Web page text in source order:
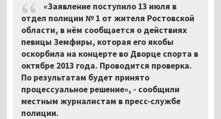
«Заявление поступило 13 июля в
отдел полиции № 1 от жителя Ростовской
области, в нём сообщается о действиях
певицы Земфиры, которая его якобы
оскорбила на концерте во Дворце спорта в
октябре 2013 года. Проводится проверка.
По результатам будет принято
процессуальное решение», - сообщили
местным журналистам в пресс-службе
полиции.